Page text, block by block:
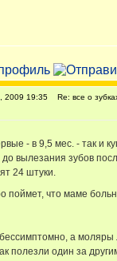
2009 19:35 Re: все о
- в 9,5 мес. - так и
вылезания зубов
24 штуки.
поймет, что маме
а моляры
полезли один за